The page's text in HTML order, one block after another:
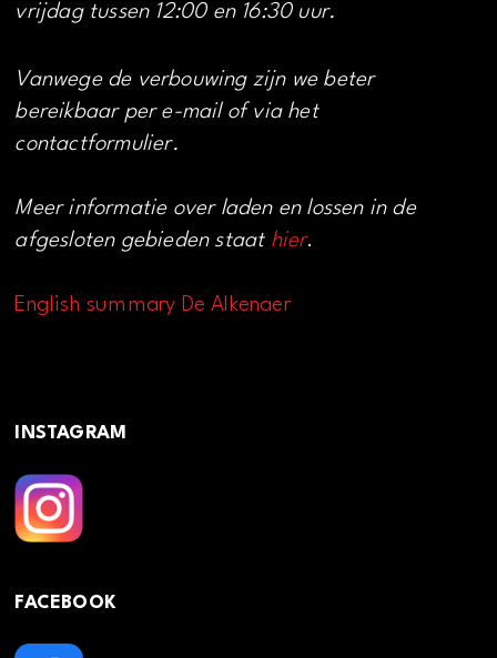
vrijdag tussen 12:00 en 16:30 uur.
Vanwege de verbouwing zijn we beter
bereikbaar per e-mail of via het
contactformulier.
Meer informatie over laden en lossen in de
afgesloten gebieden staat hier.
English summary De Alkenaer
INSTAGRAM
FACEBOOK